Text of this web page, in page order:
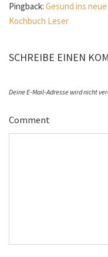
Pingback: Gesund ins
Kochbuch Leser
SCHREIBE EINEN
Deine E-Mail-Adresse wird nicht
Comment